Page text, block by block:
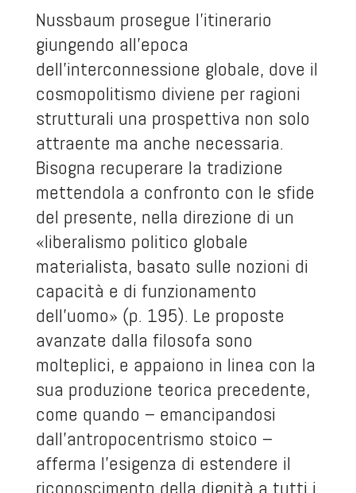
Nussbaum prosegue l’itinerario
giungendo all’epoca
dell’interconnessione globale, dove il
cosmopolitismo diviene per ragioni
strutturali una prospettiva non solo
attraente ma anche necessaria.
Bisogna recuperare la tradizione
mettendola a confronto con le sfide
del presente, nella direzione di un
«liberalismo politico globale
materialista, basato sulle nozioni di
capacità e di funzionamento
dell’uomo» (p. 195). Le proposte
avanzate dalla filosofa sono
molteplici, e appaiono in linea con la
sua produzione teorica precedente,
come quando – emancipandosi
dall’antropocentrismo stoico –
afferma l’esigenza di estendere il
riconoscimento della dignità a tutti i